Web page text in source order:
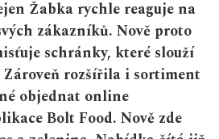
Žabka rychle reaguje na
zákazníků. Nově proto
schránky, které slouží
rozšířila i sortiment
objednat online
Bolt Food. Nově zde